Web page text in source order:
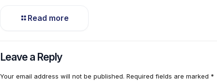
Read more
Leave a Reply
Your email address will not be published. Required fields are marked *